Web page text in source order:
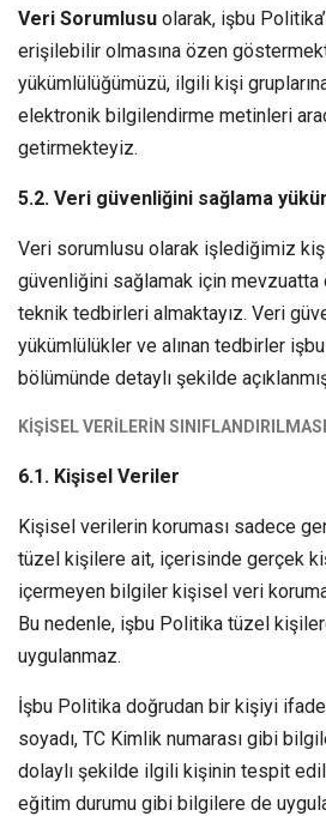
Veri Sorumlusu olarak, işbu
erişilebilir olmasına özen
yükümlülüğümüzü, ilgili kişi
elektronik bilgilendirme metinleri
getirmekteyiz.
5.2. Veri güvenliğini sağlama
Veri sorumlusu olarak işlediğimiz
güvenliğini sağlamak için mevzuatta
teknik tedbirleri almaktayız. Veri
yükümlülükler ve alınan tedbirler işbu
bölümünde detaylı şekilde
KİŞİSEL VERİLERİN SINIFLANDIRILMASI
6.1. Kişisel Veriler
Kişisel verilerin koruması sadece
tüzel kişilere ait, içerisinde gerçek
içermeyen bilgiler kişisel veri
Bu nedenle, işbu Politika tüzel
uygulanmaz.
İşbu Politika doğrudan bir kişiyi
soyadı, TC Kimlik numarası gibi
dolaylı şekilde ilgili kişinin tespit
eğitim durumu gibi bilgilere de